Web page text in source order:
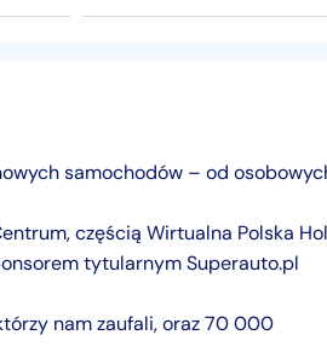
samochodów – od
częścią Wirtualna Polska
tytularnym Superauto.pl
nam zaufali, oraz 70 000